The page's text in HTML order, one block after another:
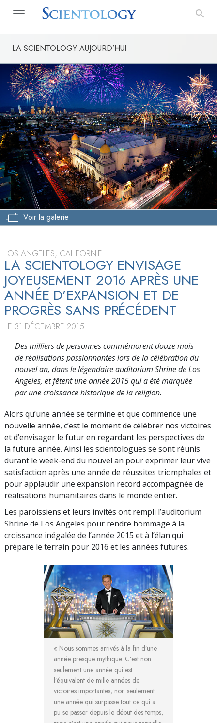
LA SCIENTOLOGY AUJOURD’HUI
Voir la galerie
LOS ANGELES, CALIFORNIE
LA SCIENTOLOGY ENVISAGE
JOYEUSEMENT 2016 APRÈS UNE
ANNÉE D’EXPANSION ET DE
PROGRÈS SANS PRÉCÉDENT
LE 31 DÉCEMBRE 2015
Des milliers de personnes commémorent douze mois
de réalisations passionnantes lors de la célébration du
nouvel an, dans le légendaire auditorium Shrine de Los
Angeles, et fêtent une année 2015 qui a été marquée
par une croissance historique de la religion.
Alors qu’une année se termine et que commence une
nouvelle année, c’est le moment de célébrer nos victoires
et d’envisager le futur en regardant les perspectives de
la future année. Ainsi les scientologues se sont réunis
durant le week-end du nouvel an pour exprimer leur vive
satisfaction après une année de réussites triomphales et
pour applaudir une expansion record accompagnée de
réalisations humanitaires dans le monde entier.
Les paroissiens et leurs invités ont rempli l’auditorium
Shrine de Los Angeles pour rendre hommage à la
croissance inégalée de l’année 2015 et à l’élan qui
prépare le terrain pour 2016 et les années futures.
« Nous sommes arrivés à la fin d’une
année presque mythique. C’est non
seulement une année qui est
l’équivalent de mille années de
victoires importantes, non seulement
une année qui surpasse tout ce qui a
pu se passer depuis le début des temps,